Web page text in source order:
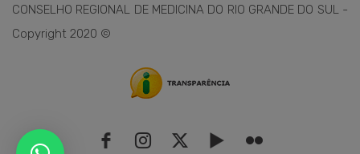
CONSELHO REGIONAL DE MEDICINA DO RIO GRANDE DO SUL -
Copyright 2020 ©